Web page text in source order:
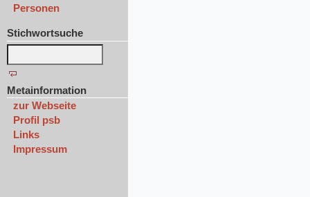
Personen
Stichwortsuche
Metainformation
zur Webseite
Profil psb
Links
Impressum